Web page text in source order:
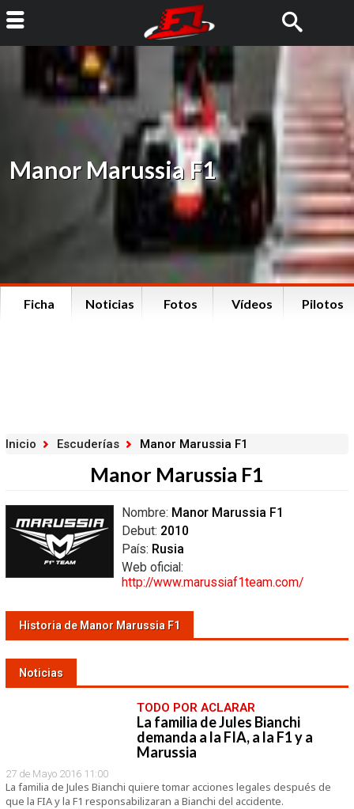
Manor Marussia F1
Ficha Noticias Fotos Vídeos Pilotos
Inicio Escuderías Manor Marussia F1
Manor Marussia F1
Nombre: Manor Marussia F1
Debut: 2010
País: Rusia
Web oficial:
http://www.marussiaf1team.com/
Historia de Manor Marussia F1
Noticias
TODO POR ACLARAR
La familia de Jules Bianchi
demanda a la FIA, a la F1 y a
Marussia
27 de Mayo 2016 11:00
La familia de Jules Bianchi quiere tomar acciones legales después de
que la FIA y la F1 responsabilizaran a Bianchi del accidente.